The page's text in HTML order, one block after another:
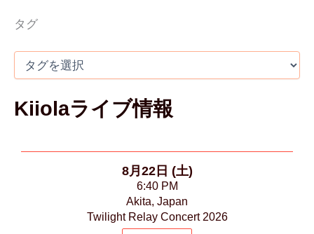
タグ
Kiiolaライブ情報
8月22日 (土)
6:40 PM
Akita, Japan
Twilight Relay Concert 2026